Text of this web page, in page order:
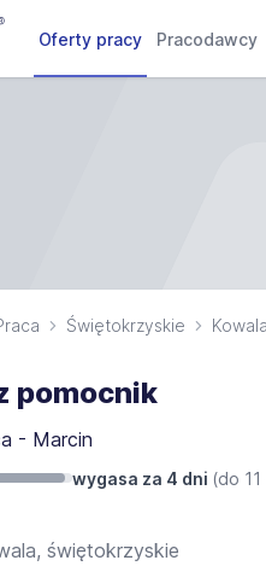
Oferty pracy Pracodawcy
Świętokrzyskie Kowala
pomocnik
- Marcin
wygasa za 4 dni (do
świętokrzyskie